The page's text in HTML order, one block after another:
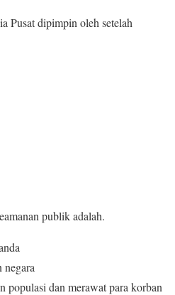
Pusat dipimpin oleh setelah
publik adalah.
negara
populasi dan merawat para korban